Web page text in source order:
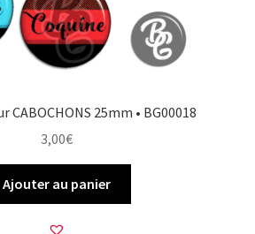
CABOCHONS 25mm • BG00018
3,00€
Ajouter au panier